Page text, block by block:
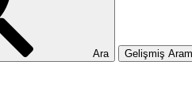
Ara Gelişmiş